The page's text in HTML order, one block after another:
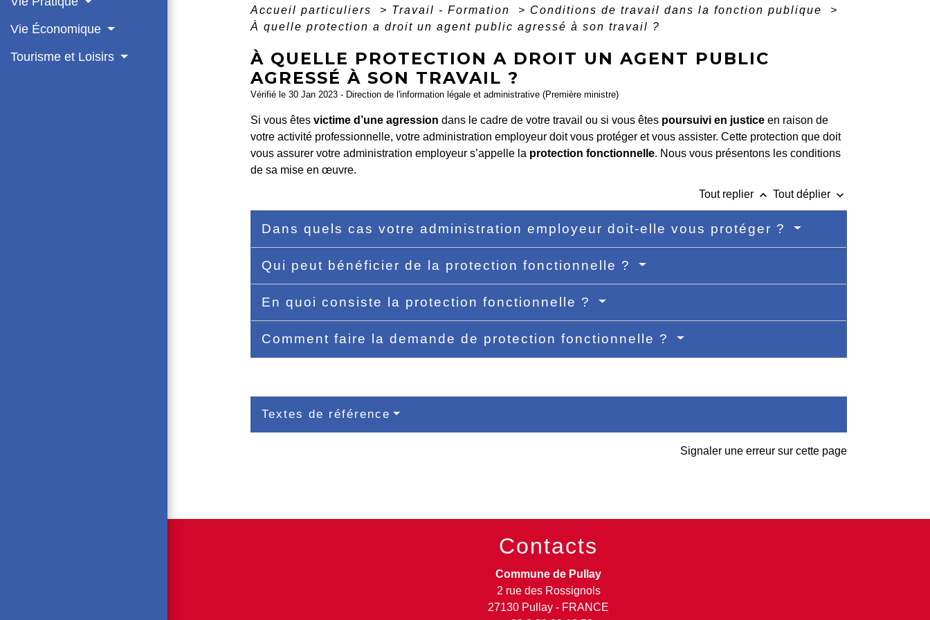
Vie Économique
Tourisme et Loisirs
Accueil particuliers > Travail - Formation > Conditions de travail dans la fonction publique
>
À quelle protection a droit un agent public agressé à son travail ?
À QUELLE PROTECTION A DROIT UN AGENT PUBLIC
AGRESSÉ À SON TRAVAIL ?
Vérifié le 30 Jan 2023 - Direction de l'information légale et administrative (Première ministre)
Si vous êtes victime d’une agression dans le cadre de votre travail ou si vous êtes poursuivi en justiceen raison de
votre activité professionnelle, votre administration employeur doit vous protéger et vous assister. Cette protection que doit
vous assurer votre administration employeur s’appelle la protection fonctionnelle. Nous vous présentons les conditions
de sa mise en œuvre.
Tout replier keyboard_arrow_up Tout déplier keyboard_arrow_down
Dans quels cas votre administration employeur doit-elle vous protéger ?
Qui peut bénéficier de la protection fonctionnelle ?
En quoi consiste la protection fonctionnelle ?
Comment faire la demande de protection fonctionnelle ?
Textes de référence
Signaler une erreur sur cette page
Contacts
Commune de Pullay
2 rue des Rossignols
27130 Pullay - FRANCE